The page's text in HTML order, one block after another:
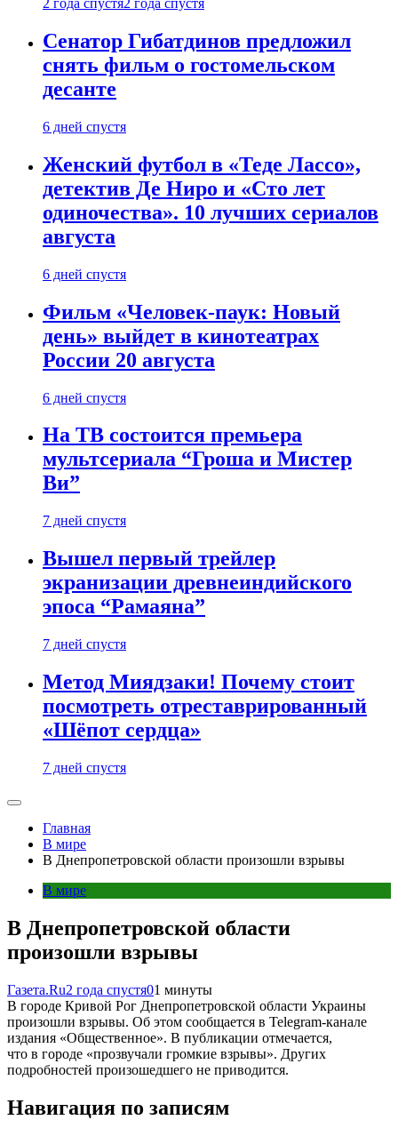
2 года спустя2 года спустя
Сенатор Гибатдинов предложил
снять фильм о гостомельском
десанте
6 дней спустя
Женский футбол в «Теде Лассо»,
детектив Де Ниро и «Сто лет
одиночества». 10 лучших сериалов
августа
6 дней спустя
Фильм «Человек-паук: Новый
день» выйдет в кинотеатрах
России 20 августа
6 дней спустя
На ТВ состоится премьера
мультсериала “Гроша и Мистер
Ви”
7 дней спустя
Вышел первый трейлер
экранизации древнеиндийского
эпоса “Рамаяна”
7 дней спустя
Метод Миядзаки! Почему стоит
посмотреть отреставрированный
«Шёпот сердца»
7 дней спустя
Главная
В мире
В Днепропетровской области произошли взрывы
В мире
В Днепропетровской области
произошли взрывы
Газета.Ru2 года спустя01 минуты
В городе Кривой Рог Днепропетровской области Украины
произошли взрывы. Об этом сообщается в Telegram-канале
издания «Общественное». В публикации отмечается,
что в городе «прозвучали громкие взрывы». Других
подробностей произошедшего не приводится.
Навигация по записям